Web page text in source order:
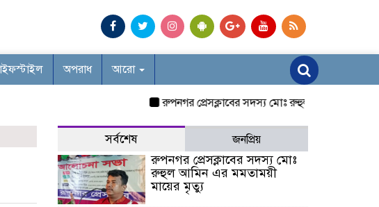
অপরাধ আরো
রুপনগর প্রেসক্লাবের সদস্য মোঃ রুহুল আমিন এর মমতাময়ী
সর্বশেষ জনপ্রিয়
রুপনগর প্রেসক্লাবের সদস্য মোঃ
রুহুল আমিন এর মমতাময়ী
মায়ের মৃত্যু